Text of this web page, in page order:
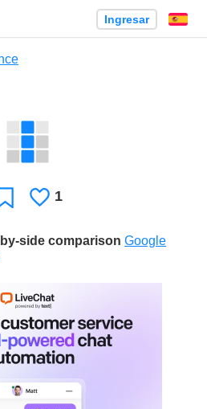
Ingresar
Favoritos
Le
1
side comparison Google